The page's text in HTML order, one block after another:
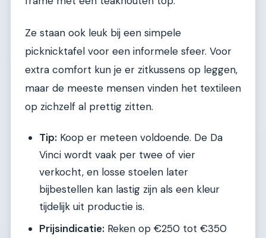
Ze staan ook leuk bij een simpele
picknicktafel voor een informele sfeer. Voor
extra comfort kun je er zitkussens op leggen,
maar de meeste mensen vinden het textileen
op zichzelf al prettig zitten.
Tip: Koop er meteen voldoende. De Da
Vinci wordt vaak per twee of vier
verkocht, en losse stoelen later
bijbestellen kan lastig zijn als een kleur
tijdelijk uit productie is.
Prijsindicatie: Reken op €250 tot €350